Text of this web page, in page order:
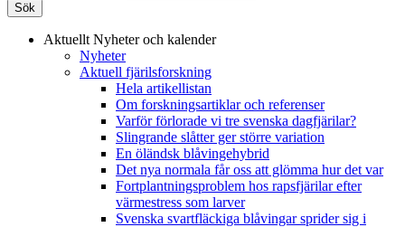
Aktuellt Nyheter och kalender
Nyheter
Aktuell fjärilsforskning
Hela artikellistan
Om forskningsartiklar och referenser
Varför förlorade vi tre svenska dagfjärilar?
Slingrande slåtter ger större variation
En öländsk blåvingehybrid
Det nya normala får oss att glömma hur det var
Fortplantningsproblem hos rapsfjärilar efter
värmestress som larver
Svenska svartfläckiga blåvingar sprider sig i